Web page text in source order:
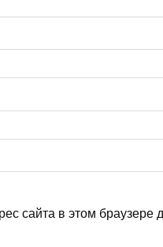
сайта в этом